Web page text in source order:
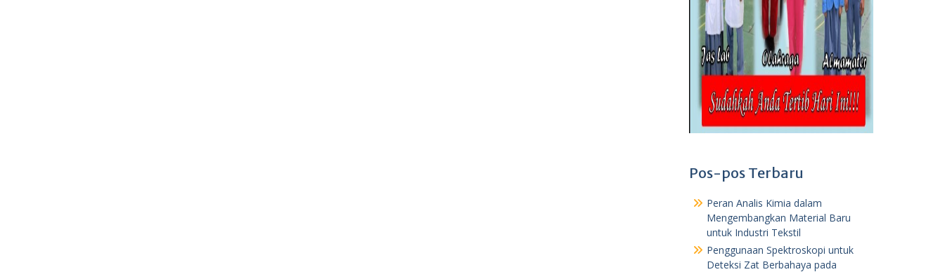
Pos-pos Terbaru
Peran Analis Kimia dalam
Mengembangkan Material Baru
untuk Industri Tekstil
Penggunaan Spektroskopi untuk
Deteksi Zat Berbahaya pada